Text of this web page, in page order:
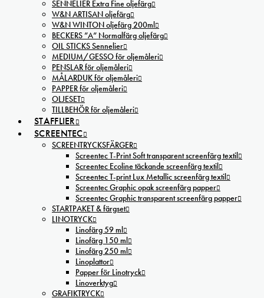
SENNELIER Extra Fine oljefärg
W&N ARTISAN oljefärg
W&N WINTON oljefärg 200ml
BECKERS ”A” Normalfärg oljefärg
OIL STICKS Sennelier
MEDIUM/GESSO för oljemåleri
PENSLAR för oljemåleri
MÅLARDUK för oljemåleri
PAPPER för oljemåleri
OLJESET
TILLBEHÖR för oljemåleri
STAFFLIER
SCREENTEC
SCREENTRYCKSFÄRGER
Screentec T-Print Soft transparent screenfärg textil
Screentec Ecoline täckande screenfärg textil
Screentec T-print Lux Metallic screenfärg textil
Screentec Graphic opak screenfärg papper
Screentec Graphic transparent screenfärg papper
STARTPAKET & färgset
LINOTRYCK
Linofärg 59 ml
Linofärg 150 ml
Linofärg 250 ml
Linoplattor
Papper för Linotryck
Linoverktyg
GRAFIKTRYCK